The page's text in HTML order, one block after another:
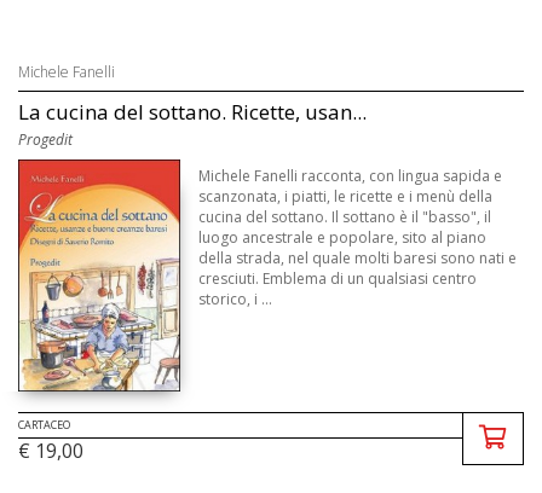
Michele Fanelli
La cucina del sottano. Ricette, usan...
Progedit
Michele Fanelli racconta, con lingua sapida e
scanzonata, i piatti, le ricette e i menù della
cucina del sottano. Il sottano è il "basso", il
luogo ancestrale e popolare, sito al piano
della strada, nel quale molti baresi sono nati e
cresciuti. Emblema di un qualsiasi centro
storico, i ...
CARTACEO
€ 19,00